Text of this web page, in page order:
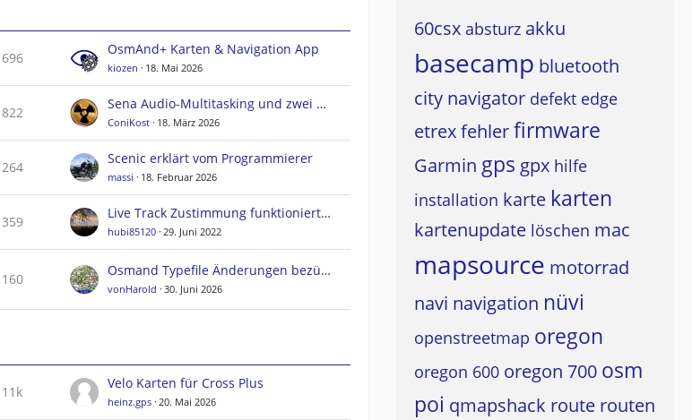
696
OsmAnd+ Karten & Navigation App
kiozen 18. Mai 2026
822
Sena Audio-Multitasking und zwei A2DP-Quellen?
ConiKost 18. März 2026
264
Scenic erklärt vom Programmierer
massi 18. Februar 2026
359
Live Track Zustimmung funktioniert nicht
hubi85120 29. Juni 2022
160
Osmand Typefile Änderungen bezüglich dieses Thread....., mögliche Fehlerquelle warum es nicht gehen kann...
vonHarold 30. Juni 2026
11k
Velo Karten für Cross Plus
heinz.gps 20. Mai 2026
60csx absturz akku
basecamp bluetooth
city navigator defekt edge
etrexfehlerfirmware
Garmin gps gpx hilfe
installation karte karten
kartenupdate löschen mac
mapsource motorrad
navi navigation nüvi
openstreetmap oregon
oregon 600 oregon 700 osm
poi qmapshack route routen